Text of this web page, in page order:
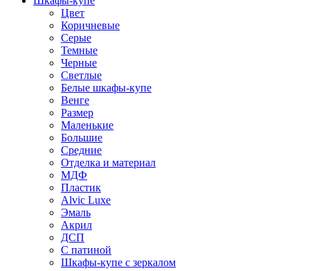
Цвет
Коричневые
Серые
Темные
Черные
Светлые
Белые шкафы-купе
Венге
Размер
Маленькие
Большие
Средние
Отделка и материал
МДФ
Пластик
Alvic Luxe
Эмаль
Акрил
ДСП
С патиной
Шкафы-купе с зеркалом